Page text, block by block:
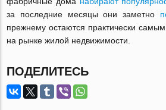
за последние месяцы они заметно
прежнему остаются практически
на рынке жилой недвижимости.
ПОДЕЛИТЕСЬ